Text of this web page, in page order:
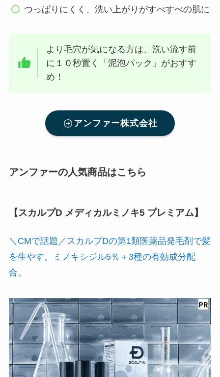
つっぱりにくく、洗い上がりがすべすべの肌に
より毛穴が気になる方は、洗い流す前
に１０秒置く「泥泡パック」がおすす
め！
アンファー株式会社
アンファーの人気商品はこちら
【スカルプD メディカルミノキ5 プレミアム】
＼CMで話題／スカルプDの第1類医薬品発毛剤で髪
を生やす。ミノキシジル5％＋3種の有効成分配
合。